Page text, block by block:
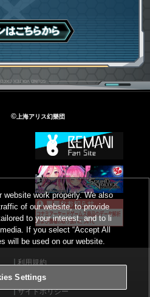
ちら
©上海アリス幻樂団
利用規約
外部送信について
サイトポリシー
work properly. We also
of our website, to provide
to your interest, and to li
If you select “Accept All
will be used on our website.
Settings